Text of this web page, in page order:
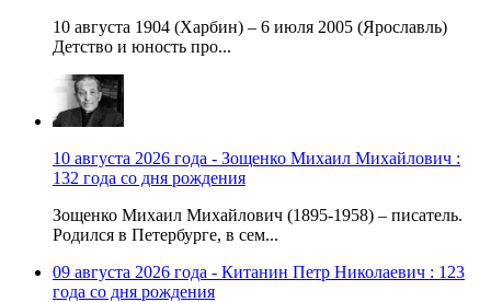
10 августа 1904 (Харбин) – 6 июля 2005 (Ярославль)
Детство и юность про...
10 августа 2026 года - Зощенко Михаил Михайлович :
132 года со дня рождения
Зощенко Михаил Михайлович (1895-1958) – писатель.
Родился в Петербурге, в сем...
09 августа 2026 года - Китанин Петр Николаевич : 123
года со дня рождения